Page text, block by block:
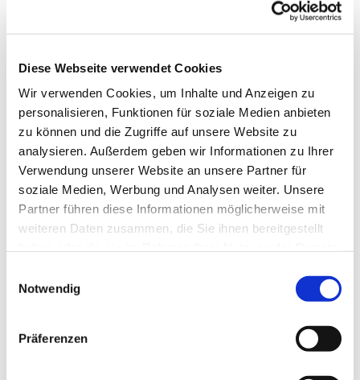
Diese Webseite verwendet Cookies
Wir verwenden Cookies, um Inhalte und Anzeigen zu
personalisieren, Funktionen für soziale Medien anbieten
zu können und die Zugriffe auf unsere Website zu
analysieren. Außerdem geben wir Informationen zu Ihrer
Verwendung unserer Website an unsere Partner für
soziale Medien, Werbung und Analysen weiter. Unsere
Partner führen diese Informationen möglicherweise mit
weiteren Daten zusammen, die Sie ihnen bereitgestellt
Notwendig
Präferenzen
Dies könnte Sie auch